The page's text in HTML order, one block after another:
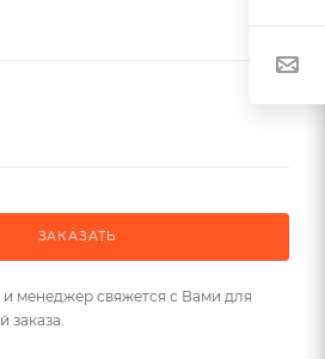
ЗАКАЗАТЬ
и менеджер свяжется с Вами для
заказа.